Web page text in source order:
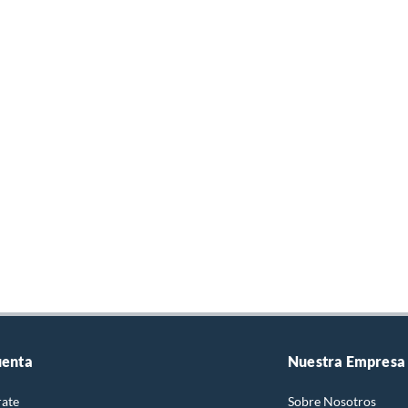
Nuestra Empresa
Sobre Nosotros